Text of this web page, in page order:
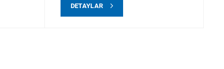
DETAYLAR